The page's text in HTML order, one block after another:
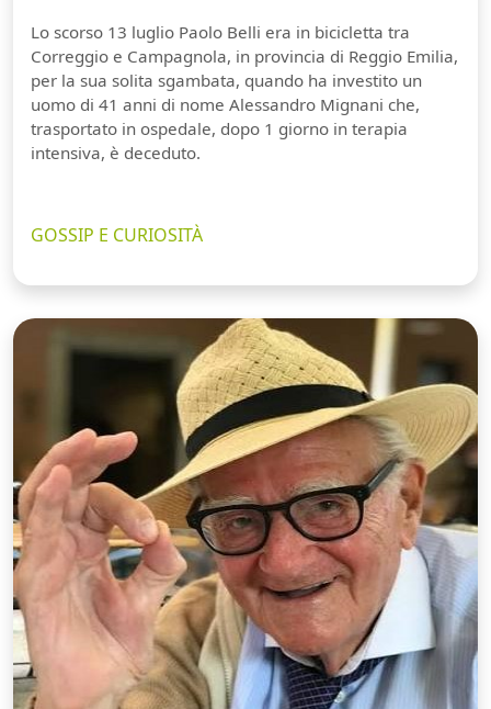
Lo scorso 13 luglio Paolo Belli era in bicicletta tra
Correggio e Campagnola, in provincia di Reggio Emilia,
per la sua solita sgambata, quando ha investito un
uomo di 41 anni di nome Alessandro Mignani che,
trasportato in ospedale, dopo 1 giorno in terapia
intensiva, è deceduto.
GOSSIP E CURIOSITÀ